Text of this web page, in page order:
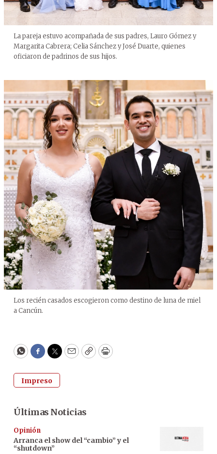
La pareja estuvo acompañada de sus padres, Lauro Gómez y
Margarita Cabrera; Celia Sánchez y José Duarte, quienes
oficiaron de padrinos de sus hijos.
Los recién casados escogieron como destino de luna de miel
a Cancún.
WhatsApp
Facebook
Twitter
EmailCopyPrint
Impreso
Últimas Noticias
Opinión
Arranca el show del “cambio” y el
“shutdown”